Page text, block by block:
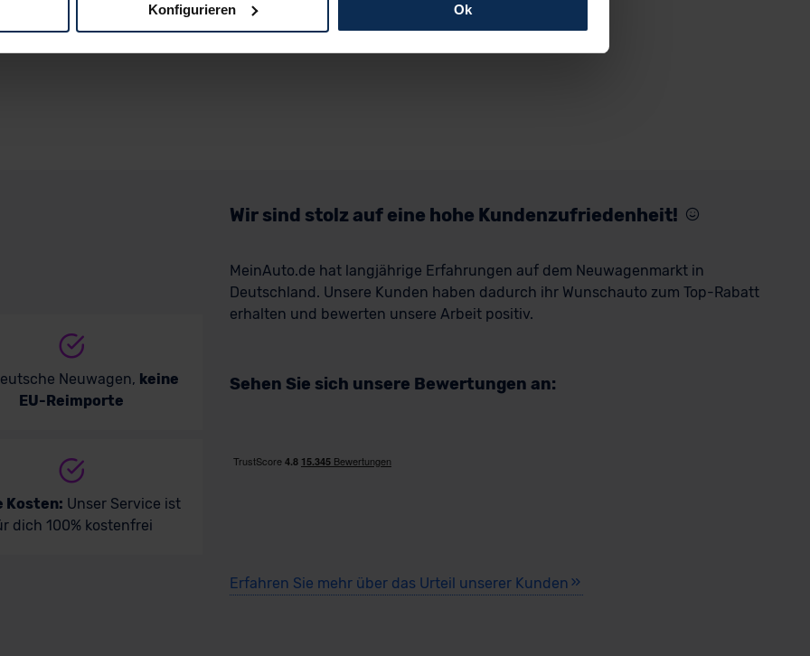
der EU erfolgt, erfolgt dies ausschließlich auf der Grundlage eines
der EU-Kommission (Art. 45 Abs. 1 DSGVO), von Standarddatenschutzklauseln (Art. 46
Konfigurieren Ok
Neuwagen, keine
EU-Reimporte
Kosten: Unser Service ist
dich 100% kostenfrei
Wir sind stolz auf eine hohe Kundenzufriedenheit!
MeinAuto.de hat langjährige Erfahrungen auf dem Neuwagenmarkt in
Deutschland. Unsere Kunden haben dadurch ihr Wunschauto zum Top-Rabatt
erhalten und bewerten unsere Arbeit positiv.
Sehen Sie sich unsere Bewertungen an:
Erfahren Sie mehr über das Urteil unserer Kunden